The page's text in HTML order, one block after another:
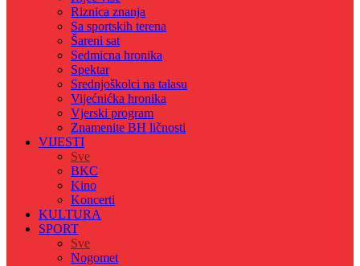
Riznica znanja
Sa sportskih terena
Šareni sat
Sedmicna hronika
Spektar
Srednjoškolci na talasu
Vijećnićka hronika
Vjerski program
Znamenite BH ličnosti
VIJESTI
Sve
BKC
Kino
Koncerti
KULTURA
SPORT
Sve
Nogomet